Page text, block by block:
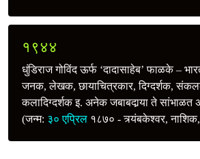
१९४४
धुंडिराज गोविंद ऊर्फ ‘दादासाहेब’ फाळके –
जनक, लेखक, छायाचित्रकार, दिग्दर्शक,
कलादिग्दर्शक इ. अनेक जबाबदार्‍या ते सांभाळत
(जन्म: ३० एप्रिल १८७० - त्र्यंबकेश्वर, नाशिक,